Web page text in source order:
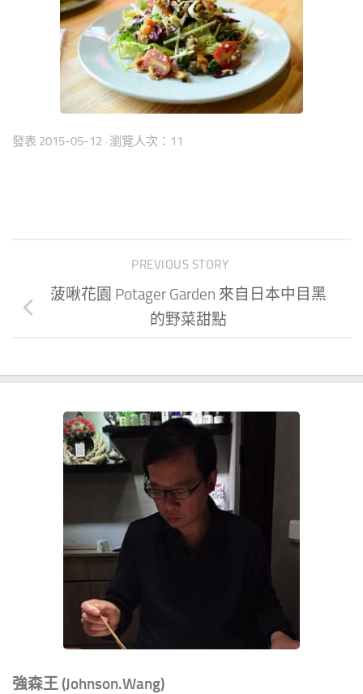
發表 2015-05-12 · 瀏覽人次：11
PREVIOUS STORY
菠啾花園 Potager Garden 來自日本中目黑
的野菜甜點
強森王 (Johnson.Wang)